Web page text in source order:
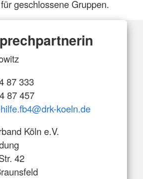
geschlossene Gruppen.
87 333
87 457
@drk-koeln.de
Köln e.V.
42